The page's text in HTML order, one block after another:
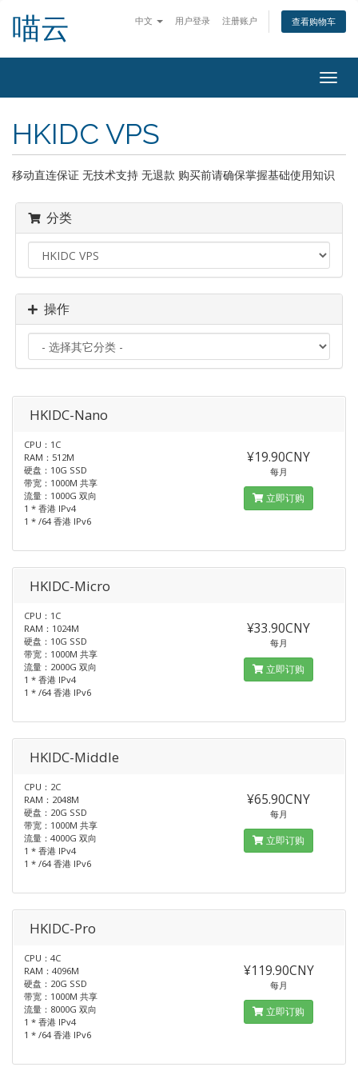
中文 用户登录 注册账户 查看购物车
喵云
切
换
HKIDC VPS
移动直连保证 无技术支持 无退款 购买前请确保掌握基础使用知识
分类
操作
HKIDC-Nano
CPU：1C
RAM：512M
硬盘：10G SSD
带宽：1000M 共享
流量：1000G 双向
1 * 香港 IPv4
1 * /64 香港 IPv6
¥19.90CNY
每月
立即订购
HKIDC-Micro
CPU：1C
RAM：1024M
硬盘：10G SSD
带宽：1000M 共享
流量：2000G 双向
1 * 香港 IPv4
1 * /64 香港 IPv6
¥33.90CNY
每月
立即订购
HKIDC-Middle
CPU：2C
RAM：2048M
硬盘：20G SSD
带宽：1000M 共享
流量：4000G 双向
1 * 香港 IPv4
1 * /64 香港 IPv6
¥65.90CNY
每月
立即订购
HKIDC-Pro
CPU：4C
RAM：4096M
硬盘：20G SSD
带宽：1000M 共享
流量：8000G 双向
1 * 香港 IPv4
1 * /64 香港 IPv6
¥119.90CNY
每月
立即订购